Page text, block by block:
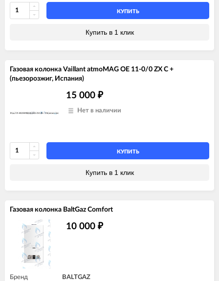
КУПИТЬ
Купить в 1 клик
Газовая колонка Vaillant atmoMAG OE 11-0/0 ZX C +
(пьезорозжиг, Испания)
15 000 ₽
Нет в наличии
КУПИТЬ
Купить в 1 клик
Газовая колонка BaltGaz Comfort
10 000 ₽
Бренд BALTGAZ